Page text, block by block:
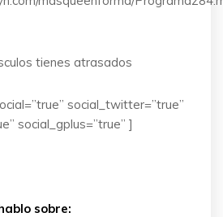
tienes atrasados
social_twitter=”true”
social_gplus=”true” ]
sobre: